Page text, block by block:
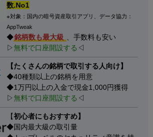
数.No1
※対象：国内の暗号資産取引アプリ、データ協力：
AppTweak
◆銘柄数も最大級 、手数料も安い
▷無料で口座開設する ◁
【たくさんの銘柄で取引する人向け】
◆40種類以上の銘柄を用意
◆1万円以上の入金で現金1,000円獲得
▷無料で口座開設する ◁
【初心者にもおすすめ】
◆国内最大級の取引量